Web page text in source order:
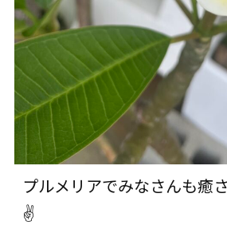
プルメリアでみなさんも癒
✌